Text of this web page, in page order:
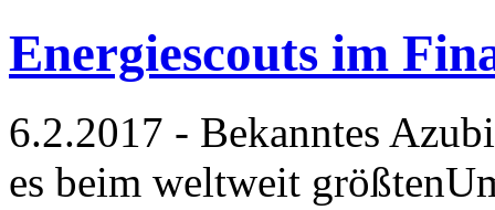
Energiescouts im
6.2.2017 - Bekanntes
es beim weltweit